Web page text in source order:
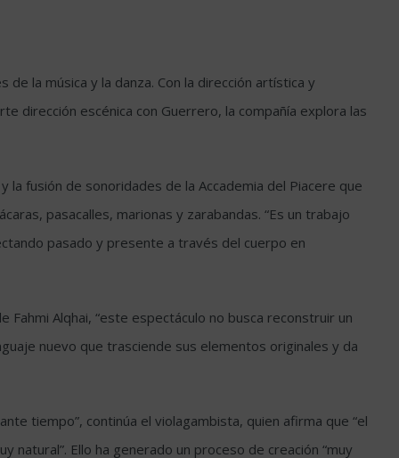
la música y la danza. Con la dirección artística y
dirección escénica con Guerrero, la compañía explora las
la fusión de sonoridades de la Accademia del Piacere que
pasacalles, marionas y zarabandas. “Es un trabajo
pasado y presente a través del cuerpo en
Alqhai, “este espectáculo no busca reconstruir un
nuevo que trasciende sus elementos originales y da
tiempo”, continúa el violagambista, quien afirma que “el
Ello ha generado un proceso de creación “muy